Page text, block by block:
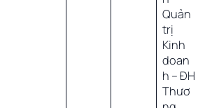
Quản
trị
Kinh
doan
h – ĐH
Thươ